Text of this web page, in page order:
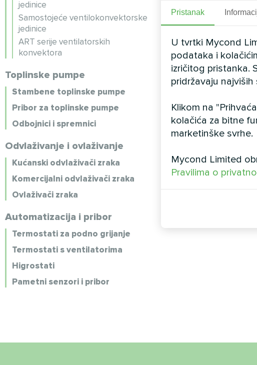
jedinice
Samostojeće ventilokonvektorske
jedinice
ART serije ventilatorskih
konvektora
Toplinske pumpe
Stambene toplinske pumpe
Pribor za toplinske pumpe
Odbojnici i spremnici
Odvlaživanje i ovlaživanje
Kućanski odvlaživači zraka
Komercijalni odvlaživači zraka
Ovlaživači zraka
Automatizacija i pribor
Termostati za podno grijanje
Termostati s ventilatorima
Higrostati
Pametni senzori i pribor
Pristanak
U tvrtki Mycond
podataka i
izričitog pristanka.
pridržavaju
Klikom na
kolačića za bitne
marketinške svrhe.
Mycond Limited
Pravilima o